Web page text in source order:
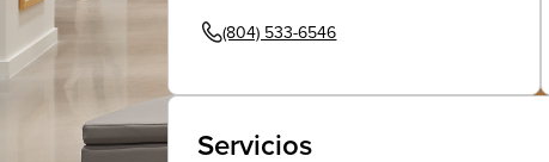
(804) 533-6546
Servicios